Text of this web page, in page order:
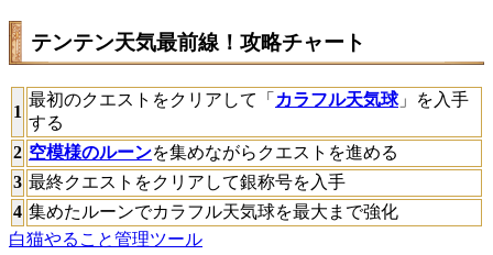
テンテン天気最前線！攻略チャート
1
最初のクエストをクリアして「 カラフル天気球」を入手
する
2 空模様のルーンを集めながらクエストを進める
3 最終クエストをクリアして銀称号を入手
4 集めたルーンでカラフル天気球を最大まで強化
白猫やること管理ツール